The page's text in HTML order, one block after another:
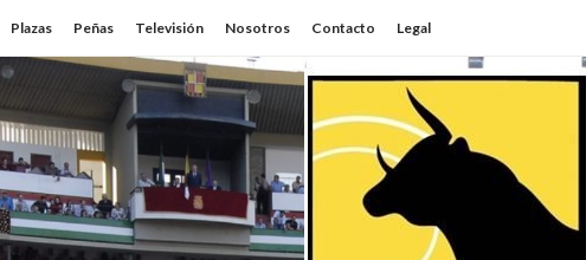
Plazas Peñas Televisión Nosotros Contacto Legal